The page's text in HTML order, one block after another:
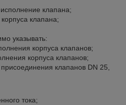
клапана;
клапана;
указывать:
корпуса клапанов;
корпуса клапанов;
клапанов DN 25,
тока;